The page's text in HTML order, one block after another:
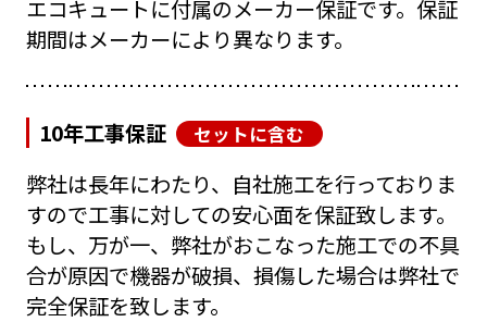
エコキュートに付属のメーカー保証です。保証
期間はメーカーにより異なります。
10年工事保証 セットに含む
弊社は長年にわたり、自社施工を行っておりま
すので工事に対しての安心面を保証致します。
もし、万が一、弊社がおこなった施工での不具
合が原因で機器が破損、損傷した場合は弊社で
完全保証を致します。